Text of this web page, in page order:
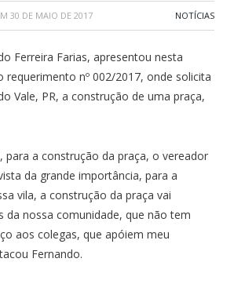
30 DE MAIO DE 2017 NOTÍCIAS
Ferreira Farias, apresentou nesta
requerimento nº 002/2017, onde solicita
Vale, PR, a construção de uma praça,
para a construção da praça, o vereador
da grande importância, para a
vila, a construção da praça vai
da nossa comunidade, que não tem
aos colegas, que apóiem meu
Fernando.